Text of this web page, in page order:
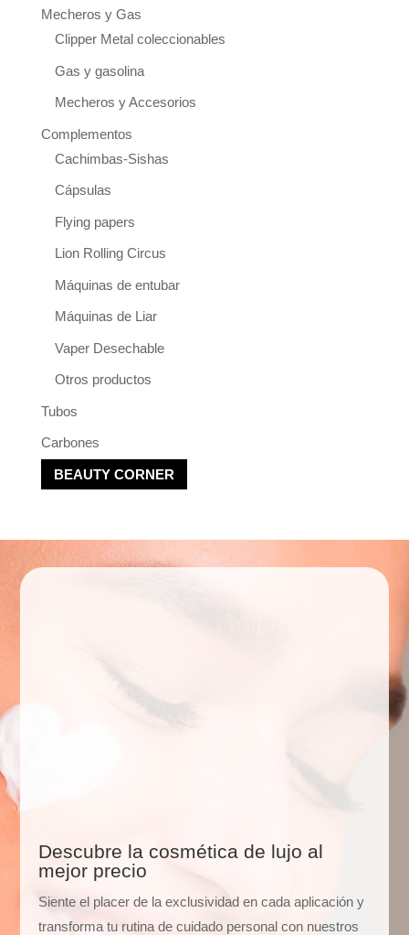
Mecheros y Gas
Clipper Metal coleccionables
Gas y gasolina
Mecheros y Accesorios
Complementos
Cachimbas-Sishas
Cápsulas
Flying papers
Lion Rolling Circus
Máquinas de entubar
Máquinas de Liar
Vaper Desechable
Otros productos
Tubos
Carbones
BEAUTY CORNER
Descubre la cosmética de lujo al
mejor precio
Siente el placer de la exclusividad en cada aplicación y
transforma tu rutina de cuidado personal con nuestros